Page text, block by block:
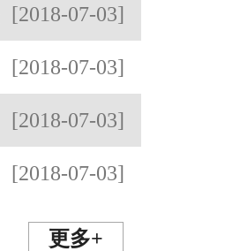
[2018-07-03]
[2018-07-03]
[2018-07-03]
[2018-07-03]
更多+